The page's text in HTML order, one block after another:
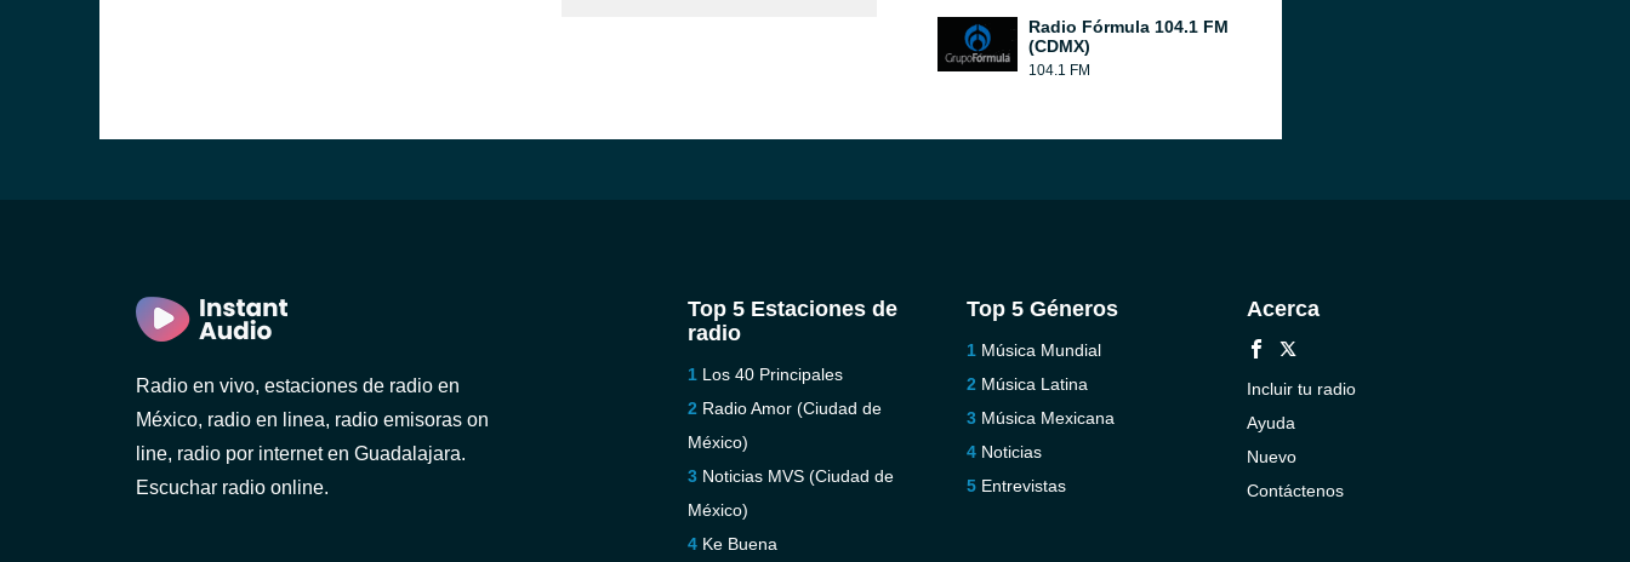
Radio Fórmula 104.1 FM
(CDMX)
104.1 FM
Radio en vivo, estaciones de radio en
México, radio en linea, radio emisoras on
line, radio por internet en Guadalajara.
Escuchar radio online.
Top 5 Estaciones de
radio
Los 40 Principales
Radio Amor (Ciudad de
México)
Noticias MVS (Ciudad de
México)
Ke Buena
Top 5 Géneros
Música Mundial
Música Latina
Música Mexicana
Noticias
Entrevistas
Acerca
Incluir tu radio
Ayuda
Nuevo
Contáctenos